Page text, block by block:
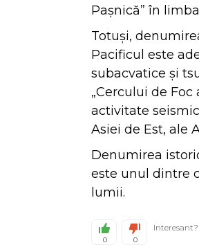
Pașnică” în
Totuși,
Pacificul este
subacvatice și
„Cercului de
activitate
Asiei de Est, ale
Denumirea
este unul dintre
lumii.
0 0
Interesant?